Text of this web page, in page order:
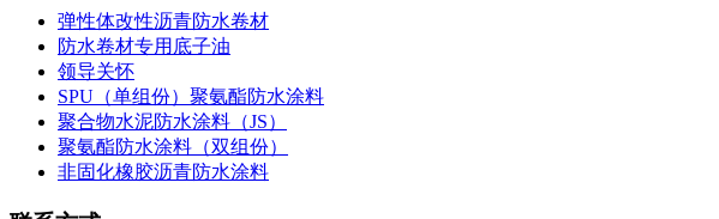
弹性体改性沥青防水卷材
防水卷材专用底子油
领导关怀
SPU（单组份）聚氨酯防水涂料
聚合物水泥防水涂料（JS）
聚氨酯防水涂料（双组份）
非固化橡胶沥青防水涂料